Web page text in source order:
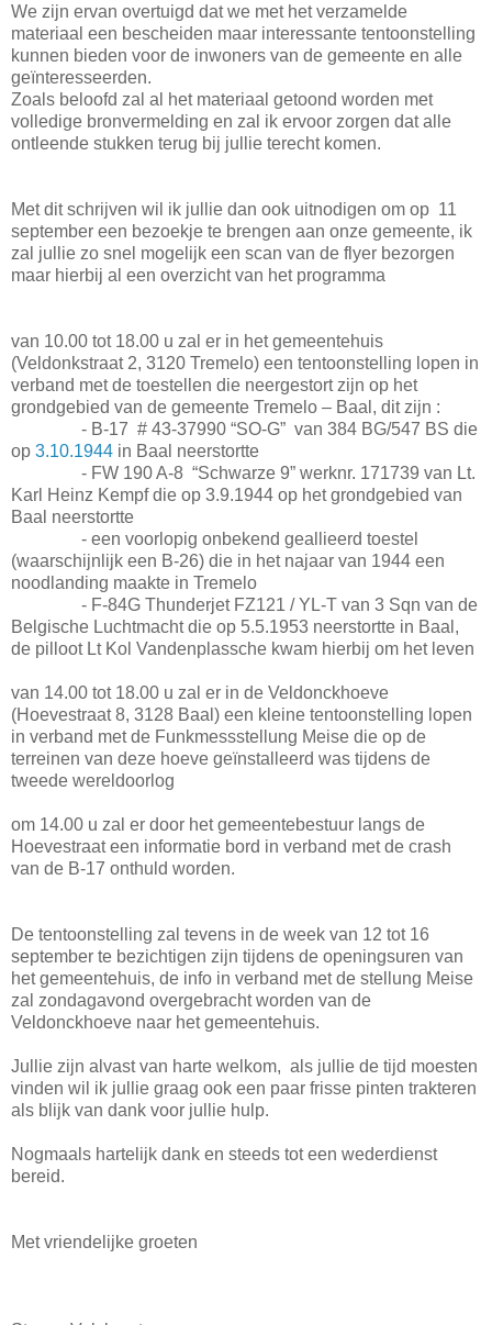
We zijn ervan overtuigd dat we met het verzamelde
materiaal een bescheiden maar interessante tentoonstelling
kunnen bieden voor de inwoners van de gemeente en alle
geïnteresseerden.
Zoals beloofd zal al het materiaal getoond worden met
volledige bronvermelding en zal ik ervoor zorgen dat alle
ontleende stukken terug bij jullie terecht komen.
Met dit schrijven wil ik jullie dan ook uitnodigen om op 11
september een bezoekje te brengen aan onze gemeente, ik
zal jullie zo snel mogelijk een scan van de flyer bezorgen
maar hierbij al een overzicht van het programma
van 10.00 tot 18.00 u zal er in het gemeentehuis
(Veldonkstraat 2, 3120 Tremelo) een tentoonstelling lopen in
verband met de toestellen die neergestort zijn op het
grondgebied van de gemeente Tremelo – Baal, dit zijn :
- B-17 # 43-37990 “SO-G” van 384 BG/547 BS die
op 3.10.1944 in Baal neerstortte
- FW 190 A-8 “Schwarze 9” werknr. 171739 van Lt.
Karl Heinz Kempf die op 3.9.1944 op het grondgebied van
Baal neerstortte
- een voorlopig onbekend geallieerd toestel
(waarschijnlijk een B-26) die in het najaar van 1944 een
noodlanding maakte in Tremelo
- F-84G Thunderjet FZ121 / YL-T van 3 Sqn van de
Belgische Luchtmacht die op 5.5.1953 neerstortte in Baal,
de pilloot Lt Kol Vandenplassche kwam hierbij om het leven
van 14.00 tot 18.00 u zal er in de Veldonckhoeve
(Hoevestraat 8, 3128 Baal) een kleine tentoonstelling lopen
in verband met de Funkmessstellung Meise die op de
terreinen van deze hoeve geïnstalleerd was tijdens de
tweede wereldoorlog
om 14.00 u zal er door het gemeentebestuur langs de
Hoevestraat een informatie bord in verband met de crash
van de B-17 onthuld worden.
De tentoonstelling zal tevens in de week van 12 tot 16
september te bezichtigen zijn tijdens de openingsuren van
het gemeentehuis, de info in verband met de stellung Meise
zal zondagavond overgebracht worden van de
Veldonckhoeve naar het gemeentehuis.
Jullie zijn alvast van harte welkom, als jullie de tijd moesten
vinden wil ik jullie graag ook een paar frisse pinten trakteren
als blijk van dank voor jullie hulp.
Nogmaals hartelijk dank en steeds tot een wederdienst
bereid.
Met vriendelijke groeten